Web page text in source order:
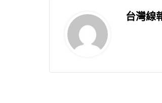
台灣線